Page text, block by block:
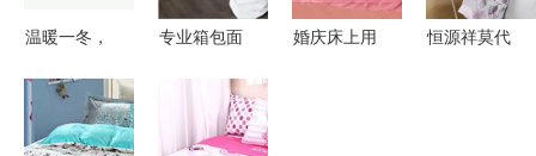
温暖一冬，
——解读冬
季保暖床品
专业箱包面
——广州市
白云区江高
婚庆床上用
恒源祥莫代